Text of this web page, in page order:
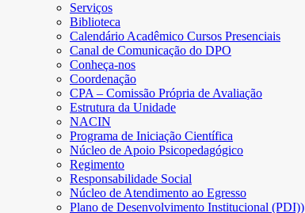
Serviços
Biblioteca
Calendário Acadêmico Cursos Presenciais
Canal de Comunicação do DPO
Conheça-nos
Coordenação
CPA – Comissão Própria de Avaliação
Estrutura da Unidade
NACIN
Programa de Iniciação Científica
Núcleo de Apoio Psicopedagógico
Regimento
Responsabilidade Social
Núcleo de Atendimento ao Egresso
Plano de Desenvolvimento Institucional (PDI))